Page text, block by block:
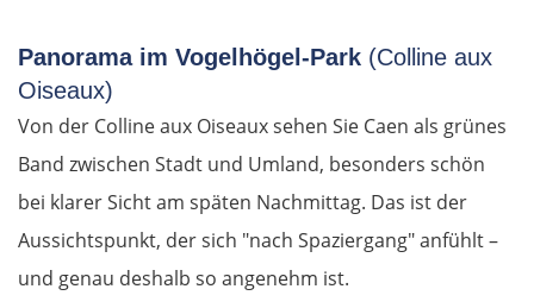
Panorama im Vogelhögel-Park (Colline aux
Oiseaux)
Von der Colline aux Oiseaux sehen Sie Caen als grünes
Band zwischen Stadt und Umland, besonders schön
bei klarer Sicht am späten Nachmittag. Das ist der
Aussichtspunkt, der sich "nach Spaziergang" anfühlt –
und genau deshalb so angenehm ist.
Varaždin
Slowenien
Novo mesto